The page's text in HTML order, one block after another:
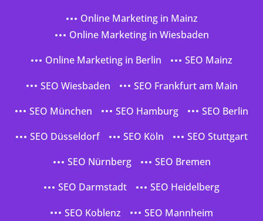
Online Marketing in Mainz
Online Marketing in Wiesbaden
Online Marketing in Berlin
SEO Mainz
SEO Wiesbaden
SEO Frankfurt am Main
SEO München
SEO Hamburg
SEO Berlin
SEO Düsseldorf
SEO Köln
SEO Stuttgart
SEO Nürnberg
SEO Bremen
SEO Darmstadt
SEO Heidelberg
SEO Koblenz
SEO Mannheim